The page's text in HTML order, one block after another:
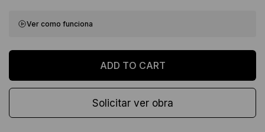
Ver como funciona
Solicitar ver obra